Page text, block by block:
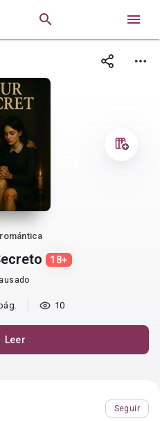
 
18+
10
Leer
Seguir